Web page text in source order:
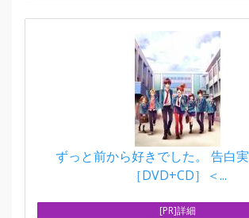
ずっと前から好きでした。 告白
［DVD+CD］＜...
[PR]詳細